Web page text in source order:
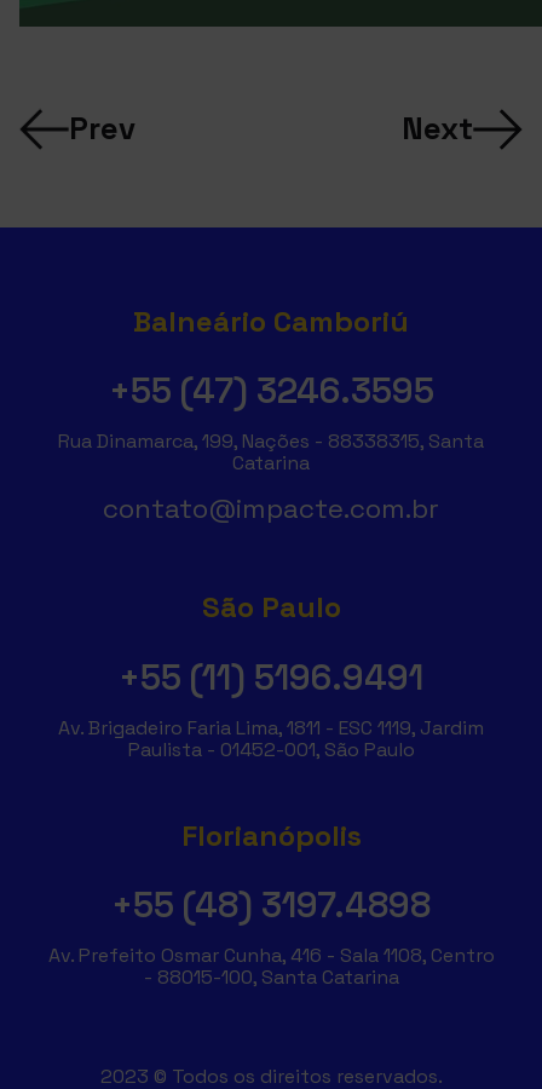
Prev Next
Balneário Camboriú
+55 (47) 3246.3595
Rua Dinamarca, 199, Nações - 88338315, Santa
Catarina
contato@impacte.com.br
São Paulo
+55 (11) 5196.9491
Av. Brigadeiro Faria Lima, 1811 - ESC 1119, Jardim
Paulista - 01452-001, São Paulo
Florianópolis
+55 (48) 3197.4898
Av. Prefeito Osmar Cunha, 416 - Sala 1108, Centro
- 88015-100, Santa Catarina
2023 © Todos os direitos reservados.